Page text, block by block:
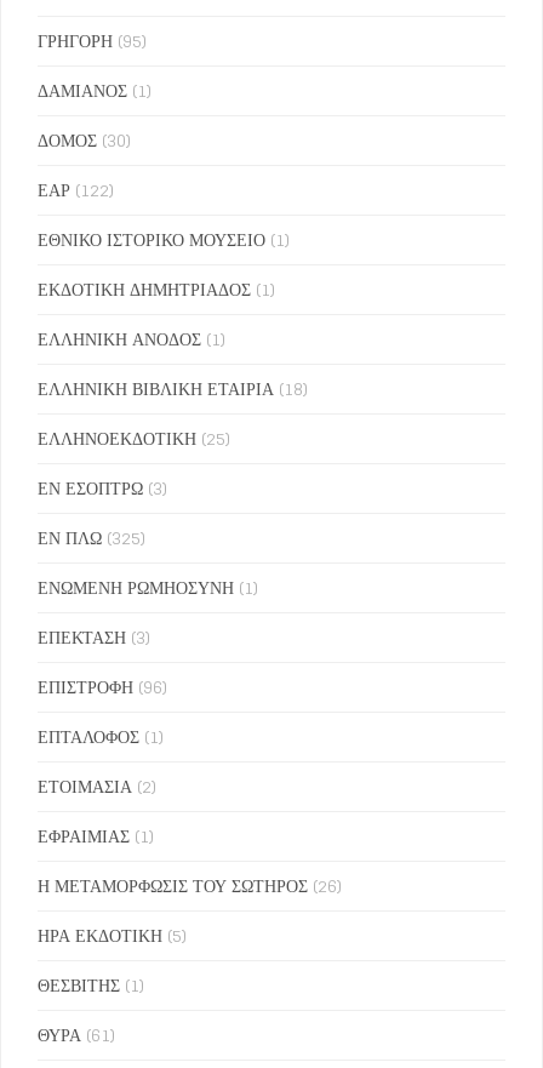
ΓΡΗΓΟΡΗ (95)
ΔΑΜΙΑΝΟΣ (1)
ΔΟΜΟΣ (30)
ΕΑΡ (122)
ΕΘΝΙΚΟ ΙΣΤΟΡΙΚΟ ΜΟΥΣΕΙΟ (1)
ΕΚΔΟΤΙΚΗ ΔΗΜΗΤΡΙΑΔΟΣ (1)
ΕΛΛΗΝΙΚΗ ΑΝΟΔΟΣ (1)
ΕΛΛΗΝΙΚΗ ΒΙΒΛΙΚΗ ΕΤΑΙΡΙΑ (18)
ΕΛΛΗΝΟΕΚΔΟΤΙΚΗ (25)
ΕΝ ΕΣΟΠΤΡΩ (3)
ΕΝ ΠΛΩ (325)
ΕΝΩΜΕΝΗ ΡΩΜΗΟΣΥΝΗ (1)
ΕΠΕΚΤΑΣΗ (3)
ΕΠΙΣΤΡΟΦΗ (96)
ΕΠΤΑΛΟΦΟΣ (1)
ΕΤΟΙΜΑΣΙΑ (2)
ΕΦΡΑΙΜΙΑΣ (1)
Η ΜΕΤΑΜΟΡΦΩΣΙΣ ΤΟΥ ΣΩΤΗΡΟΣ (26)
ΗΡΑ ΕΚΔΟΤΙΚΗ (5)
ΘΕΣΒΙΤΗΣ (1)
ΘΥΡΑ (61)